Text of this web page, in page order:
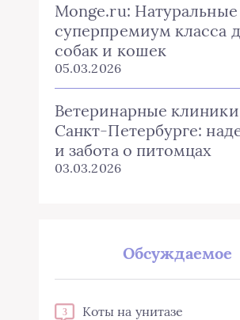
Monge.ru:
суперпремиум класса
собак и кошек
05.03.2026
Ветеринарные клиники
Санкт-Петербурге:
и забота о питомцах
03.03.2026
Обсуждаемое
3 Коты на унитазе